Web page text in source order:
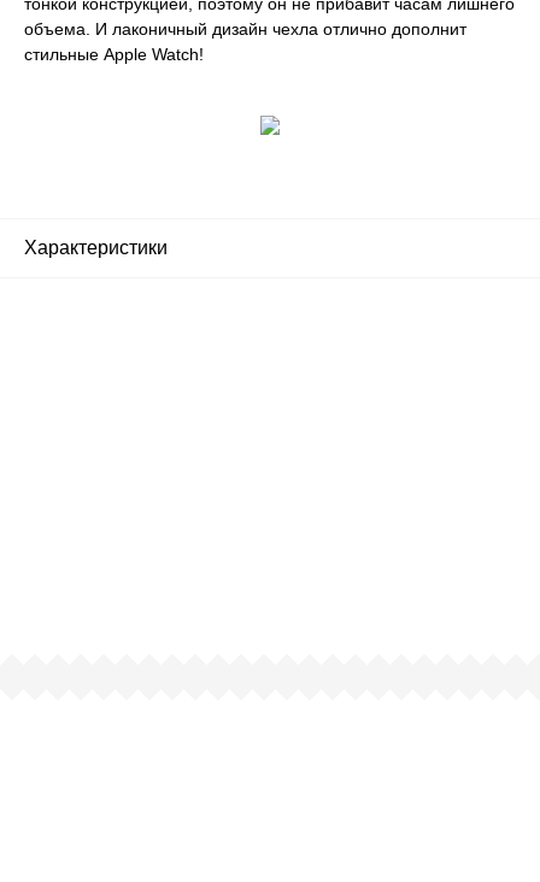
объема. И лаконичный дизайн чехла отлично дополнит
стильные Apple Watch!
Характеристики